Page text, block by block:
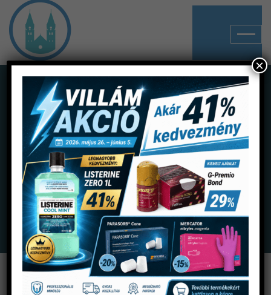
Shop
Home Termékek
Munkaruhák
Védőfelszerelés
Op-D-Op arcvédő állítható
×